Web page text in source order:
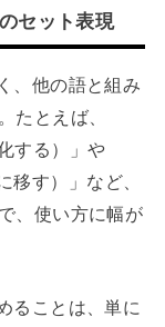
セット表現
、他の語と組み
たとえば、
する）」や
移す）」など、
、使い方に幅が
ることは、単に